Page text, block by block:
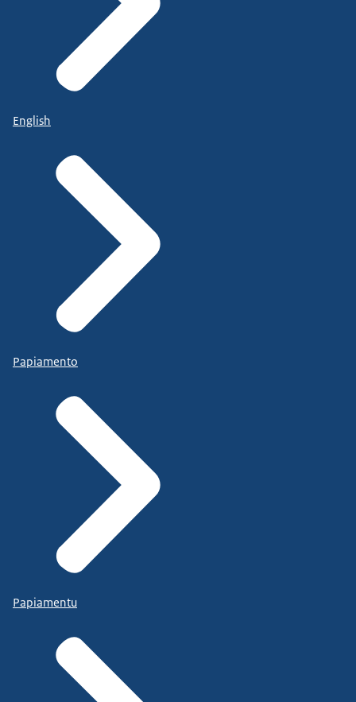
English
Papiamento
Papiamentu